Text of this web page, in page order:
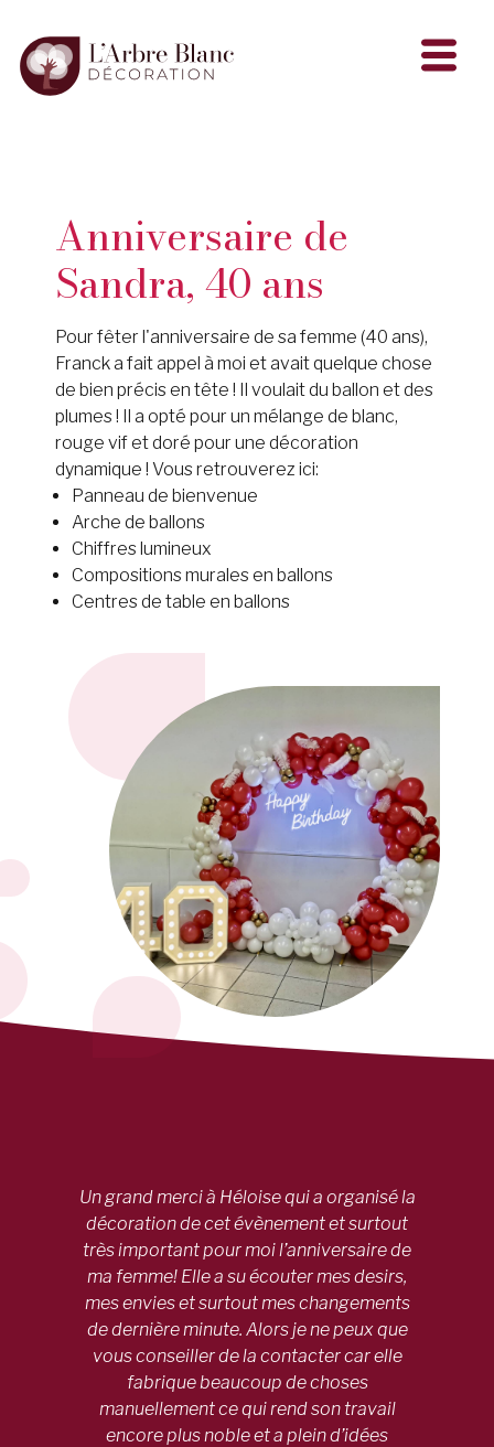
Anniversaire de
Sandra, 40 ans
Pour fêter l'anniversaire de sa femme (40 ans),
Franck a fait appel à moi et avait quelque chose
de bien précis en tête ! Il voulait du ballon et des
plumes ! Il a opté pour un mélange de blanc,
rouge vif et doré pour une décoration
dynamique ! Vous retrouverez ici:
Panneau de bienvenue
Arche de ballons
Chiffres lumineux
Compositions murales en ballons
Centres de table en ballons
Un grand merci à Héloise qui a organisé la
décoration de cet évènement et surtout
très important pour moi l’anniversaire de
ma femme! Elle a su écouter mes desirs,
mes envies et surtout mes changements
de dernière minute. Alors je ne peux que
vous conseiller de la contacter car elle
fabrique beaucoup de choses
manuellement ce qui rend son travail
encore plus noble et a plein d’idées